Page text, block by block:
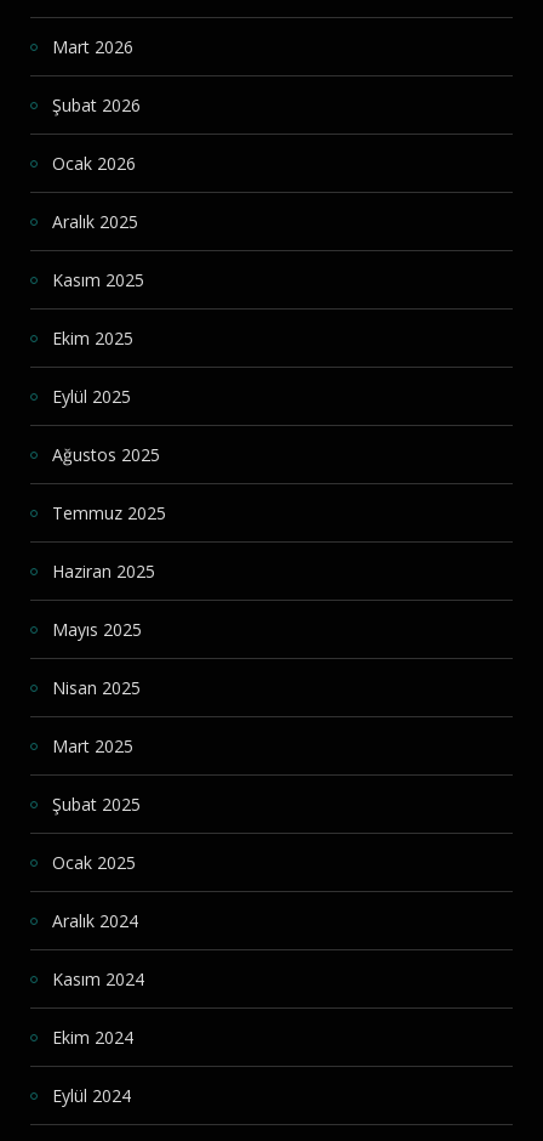
Mart 2026
Şubat 2026
Ocak 2026
Aralık 2025
Kasım 2025
Ekim 2025
Eylül 2025
Ağustos 2025
Temmuz 2025
Haziran 2025
Mayıs 2025
Nisan 2025
Mart 2025
Şubat 2025
Ocak 2025
Aralık 2024
Kasım 2024
Ekim 2024
Eylül 2024